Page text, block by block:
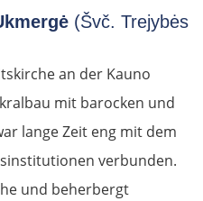
(Švč. Trejybės
an der Kauno
mit barocken und
lange Zeit eng mit dem
verbunden.
und beherbergt